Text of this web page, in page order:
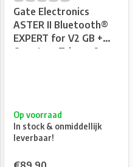
Gate Electronics
ASTER II Bluetooth®
EXPERT for V2 GB +
Quantum Trigger 2
Op voorraad
In stock & onmiddellijk
leverbaar!